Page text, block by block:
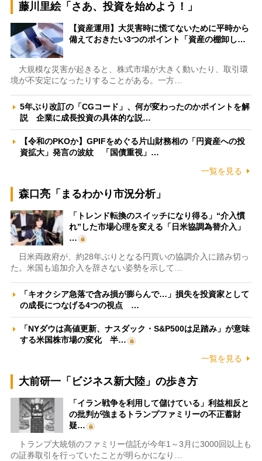
藤川里絵「さあ、投資を始めよう！」
【資産運用】大災害時に慌てないために平時から
備えておきたい3つのポイント「資産の棚卸し…
大規模な災害が起きると、株式市場が大きく動いたり、取引環
境が不安定になったりすることがある。一方…
5年ぶり改訂の「CGコード」、何が変わったのかポイントを解
説 企業に成長投資の具体的な説…
【令和のPKOか】GPIFをめぐる片山財務相の「円資産への投
資拡大」発言の波紋 「国債重視」…
一覧を見る
森口亮「まるわかり市況分析」
「トレンド転換のスイッチになり得る」“介入慣
れ”した市場心理を変える「日米協調為替介入」
…
日米両政府が、約28年ぶりとなる円買いの協調介入に踏み切っ
た。米国も追加介入を辞さない姿勢を示して…
「キオクシア急落で含み損が膨らんで…」損失を投資家として
の成長につなげる4つの視点 …
「NYダウは高値更新、ナスダック・S&P500は足踏み」が意味
する米国株市場の変化 半…
一覧を見る
大前研一「ビジネス新大陸」の歩き方
「イラン戦争を利用して儲けている」利益相反と
の批判が強まるトランプファミリーの不正蓄財
疑…
トランプ大統領のファミリー信託が今年1～3月に3000回以上も
の証券取引を行っていたことが明らかになり…